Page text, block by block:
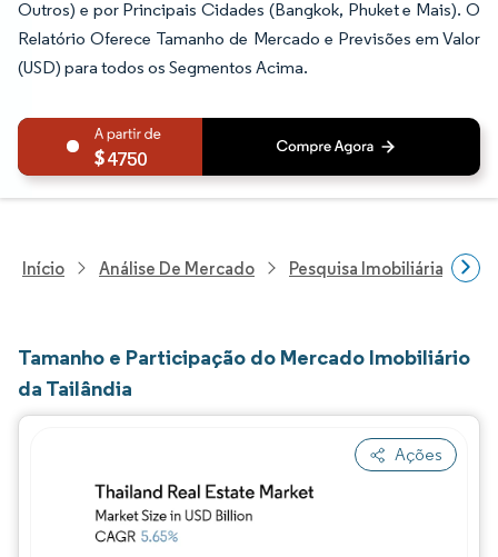
Outros) e por Principais Cidades (Bangkok, Phuket e Mais). O
Relatório Oferece Tamanho de Mercado e Previsões em Valor
(USD) para todos os Segmentos Acima.
4750
Início Análise De Mercado Pesquisa Imobiliária E De
Tamanho e Participação do Mercado Imobiliário
da Tailândia
Ações